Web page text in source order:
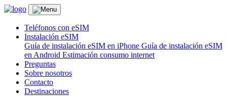
Teléfonos con eSIM
Instalación eSIM
Guía de instalación eSIM en iPhone Guía de instalación eSIM
en Android Estimación consumo internet
Preguntas
Sobre nosotros
Contacto
Destinaciones